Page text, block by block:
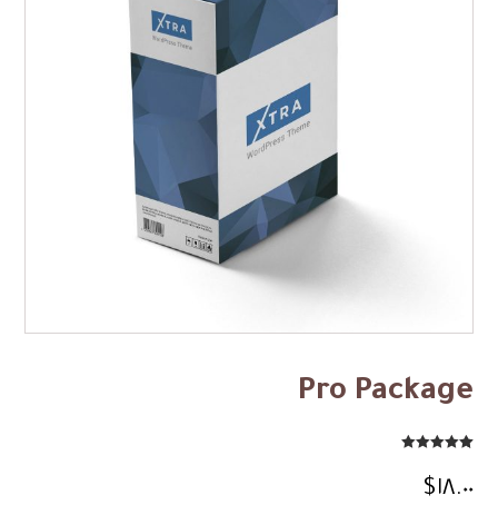
Pro Package
out of 5
based on
$١٨.٠٠